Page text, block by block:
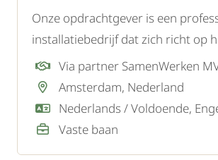
Onze opdrachtgever is een
installatiebedrijf dat zich richt op
en onderhouden van
installaties. Voor de regio
zij een zelfstandige en
Servicetechnicus.
Via partner SamenWerken
Amsterdam, Nederland
Nederlands / Voldoende,
Vaste baan